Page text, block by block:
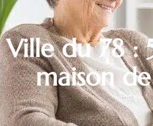
Ville du 78 :
maison